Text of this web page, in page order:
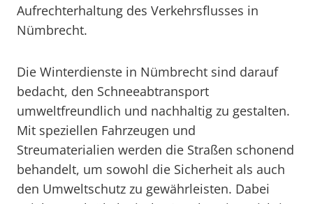
Aufrechterhaltung des Verkehrsflusses in
Nümbrecht.
Die Winterdienste in Nümbrecht sind darauf
bedacht, den Schneeabtransport
umweltfreundlich und nachhaltig zu gestalten.
Mit speziellen Fahrzeugen und
Streumaterialien werden die Straßen schonend
behandelt, um sowohl die Sicherheit als auch
den Umweltschutz zu gewährleisten. Dabei